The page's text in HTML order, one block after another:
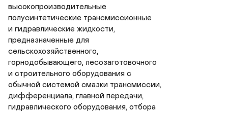
высокопроизводительные
полусинтетические трансмиссионные
и гидравлические жидкости,
предназначенные для
сельскохозяйственного,
горнодобывающего, лесозаготовочного
и строительного оборудования с
обычной системой смазки трансмиссии,
дифференциала, главной передачи,
гидравлического оборудования, отбора